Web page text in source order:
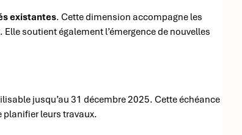
existantes. Cette dimension accompagne les
soutient également l’émergence de nouvelles
jusqu’au 31 décembre 2025. Cette échéance
planifier leurs travaux.